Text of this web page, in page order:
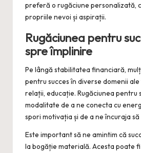
preferă o rugăciune personalizată,
propriile nevoi și aspirații.
Rugăciunea pentru
spre împlinire
Pe lângă stabilitatea financiară,
pentru succes în diverse domenii
relații, educație. Rugăciunea pentru
modalitate de a ne conecta cu
spori motivația și de a ne încuraja
Este important să ne amintim că
la bogăție materială. Acesta poate